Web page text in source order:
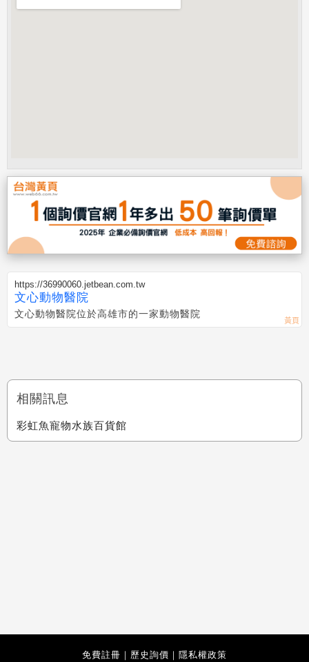
https://36990060.jetbean.com.tw
文心動物醫院
文心動物醫院位於高雄市的一家動物醫院
相關訊息
彩虹魚寵物水族百貨館
免費註冊 ｜ 歷史詢價 ｜ 隱私權政策